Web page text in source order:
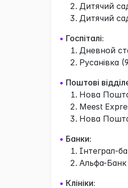
Дитячий
Дитячий
• Госпіталі:
Дневной
Русанівка
• Поштові
Нова
Meest
Нова
• Банки:
Інтеграл-
Альфа-
• Клініки: